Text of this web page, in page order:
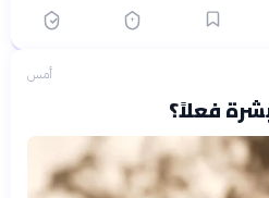
أمس
فعلاً؟